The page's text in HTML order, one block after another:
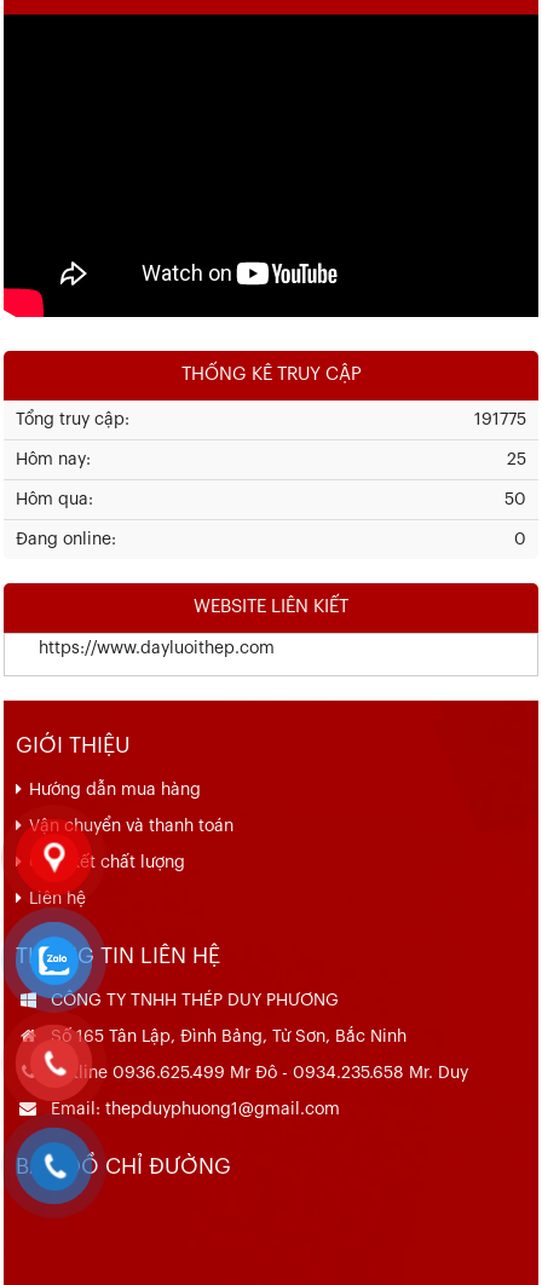
THỐNG KÊ TRUY CẬP
191775
Tổng truy cập:
25
Hôm nay:
50
Hôm qua:
0
Đang online:
WEBSITE LIÊN KIẾT
https://www.dayluoithep.com
GIỚI THIỆU
Hướng dẫn mua hàng
Vận chuyển và thanh toán
Cam kết chất lượng
Liên hệ
THÔNG TIN LIÊN HỆ
CÔNG TY TNHH THÉP DUY PHƯƠNG
Số 165 Tân Lập, Đình Bảng, Từ Sơn, Bắc Ninh
Hotline 0936.625.499 Mr Đô - 0934.235.658 Mr. Duy
Email: thepduyphuong1@gmail.com
BẢN ĐỒ CHỈ ĐƯỜNG